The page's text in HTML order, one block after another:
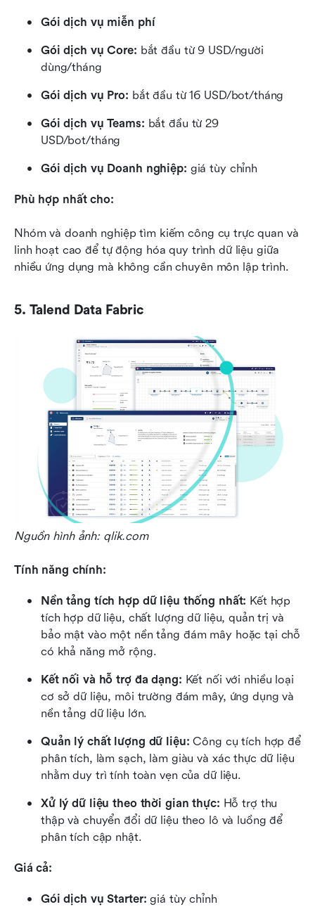
Gói dịch vụ miễn phí
Gói dịch vụ Core: bắt đầu từ 9 USD/người
dùng/tháng
Gói dịch vụ Pro: bắt đầu từ 16 USD/bot/tháng
Gói dịch vụ Teams: bắt đầu từ 29
USD/bot/tháng
Gói dịch vụ Doanh nghiệp: giá tùy chỉnh
Phù hợp nhất cho:
Nhóm và doanh nghiệp tìm kiếm công cụ trực quan và
linh hoạt cao để tự động hóa quy trình dữ liệu giữa
nhiều ứng dụng mà không cần chuyên môn lập trình.
5. Talend Data Fabric
Nguồn hình ảnh: qlik.com
Tính năng chính:
Nền tảng tích hợp dữ liệu thống nhất: Kết hợp
tích hợp dữ liệu, chất lượng dữ liệu, quản trị và
bảo mật vào một nền tảng đám mây hoặc tại chỗ
có khả năng mở rộng.
Kết nối và hỗ trợ đa dạng: Kết nối với nhiều loại
cơ sở dữ liệu, môi trường đám mây, ứng dụng và
nền tảng dữ liệu lớn.
Quản lý chất lượng dữ liệu: Công cụ tích hợp để
phân tích, làm sạch, làm giàu và xác thực dữ liệu
nhằm duy trì tính toàn vẹn của dữ liệu.
Xử lý dữ liệu theo thời gian thực: Hỗ trợ thu
thập và chuyển đổi dữ liệu theo lô và luồng để
phân tích cập nhật.
Giá cả:
Gói dịch vụ Starter: giá tùy chỉnh